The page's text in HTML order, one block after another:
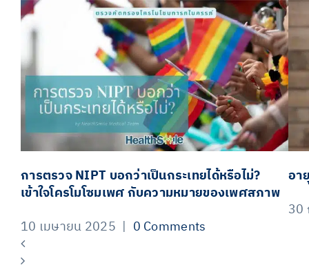
การตรวจ NIPT บอกว่าเป็นกระเทยได้หรือไม่?
เข้าใจโครโมโซมเพศ กับความหมายของเพศสภาพ
10 เมษายน 2025 | 0 Comments
อา
30